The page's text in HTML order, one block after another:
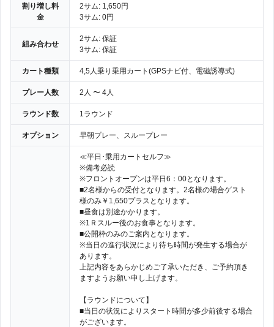
割り増し料
金
2サム: 1,650円
3サム: 0円
組み合わせ
2サム: 保証
3サム: 保証
カート種類 4,5人乗り乗用カート(GPSナビ付、電磁誘導式)
プレー人数 2人 〜 4人
ラウンド数 1ラウンド
オプション 早朝プレー、スループレー
≪平日･乗用カートセルフ≫
※備考必読
※フロントオープンは平日6：00となります。
■2名様からの受付となります。2名様の場合ゲスト
様のみ￥1,650プラスとなります。
■昼食は別途かかります。
※1Ｒスルー後のお食事となります。
■公開枠のみのご案内となります。
※当日の進行状況により待ち時間が発生する場合が
あります。
上記内容をあらかじめご了承いただき、ご予約頂き
ますようお願い申し上げます。
【ラウンドについて】
■当日の状況によりスタート時間が多少前後する場合
がございます。